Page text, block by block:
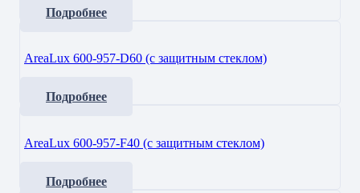
Подробнее
AreaLux 600-957-D60 (с защитным стеклом)
Подробнее
AreaLux 600-957-F40 (с защитным стеклом)
Подробнее